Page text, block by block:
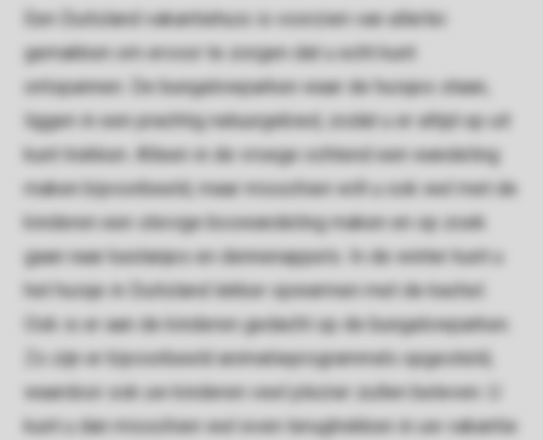
Een Duitsland vakantiehuis is voorzien van allerlei
gemakken om ervoor te zorgen dat u echt kunt
ontspannen. De bungalowparken waar de huisjes staan,
liggen in een prachtig natuurgebied, zodat u er altijd op uit
kunt trekken. Alleen in de vroege ochtend een wandeling
maken bijvoorbeeld, maar misschien wilt u ook wel met de
kinderen een stevige boswandeling maken en op zoek
gaan naar kastanjes en dennenappels. In de winter kunt u
het huisje in Duitsland lekker opwarmen met de kachel.
Ook is er aan de kinderen gedacht op de bungalowparken.
Zo zijn er bijvoorbeeld animatieprogramma's opgesteld,
waardoor ook uw kinderen veel plezier zullen beleven. U
kunt u dan misschien wel even terugtrekken in uw vakantie